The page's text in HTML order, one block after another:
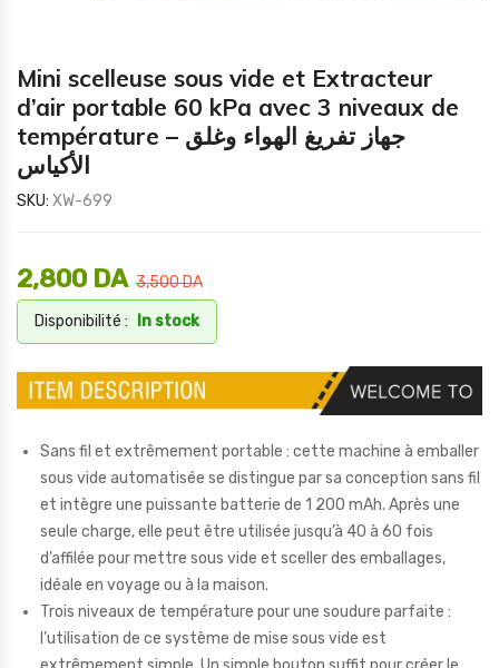
Mini scelleuse sous vide et Extracteur
d’air portable 60 kPa avec 3 niveaux de
température – جهاز تفريغ الهواء وغلق
الأكياس
SKU: XW-699
3,500DA
2,800 DA
Disponibilité : In stock
Sans fil et extrêmement portable : cette machine à emballer
sous vide automatisée se distingue par sa conception sans fil
et intègre une puissante batterie de 1 200 mAh. Après une
seule charge, elle peut être utilisée jusqu’à 40 à 60 fois
d’affilée pour mettre sous vide et sceller des emballages,
idéale en voyage ou à la maison.
Trois niveaux de température pour une soudure parfaite :
l’utilisation de ce système de mise sous vide est